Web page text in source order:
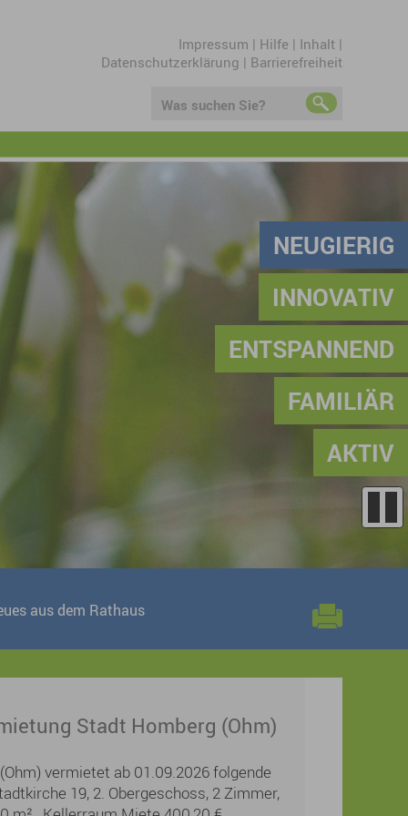
Impressum | Hilfe | Inhalt |
Datenschutzerklärung | Barrierefreiheit
Was suchen Sie?
NEUGIERIG
INNOVATIV
ENTSPANNEND
FAMILIÄR
AKTIV
aus dem Rathaus
Stadt Homberg (Ohm)
vermietet ab 01.09.2026 folgende
19, 2. Obergeschoss, 2 Zimmer,